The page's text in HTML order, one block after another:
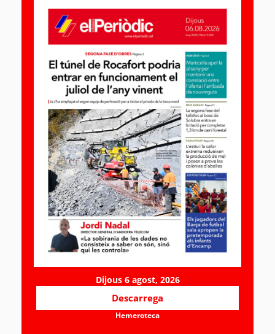
Dijous 6 agost, 2026
Descarrega
Hemeroteca